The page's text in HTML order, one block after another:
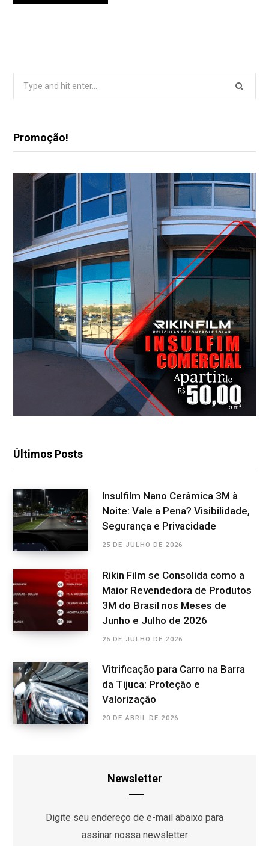
Promoção!
Últimos Posts
Insulfilm Nano Cerâmica 3M à
Noite: Vale a Pena? Visibilidade,
Segurança e Privacidade
25 DE JULHO DE 2026
Rikin Film se Consolida como a
Maior Revendedora de Produtos
3M do Brasil nos Meses de
Junho e Julho de 2026
25 DE JULHO DE 2026
Vitrificação para Carro na Barra
da Tijuca: Proteção e
Valorização
20 DE ABRIL DE 2026
Newsletter
Digite seu endereço de e-mail abaixo para
assinar nossa newsletter